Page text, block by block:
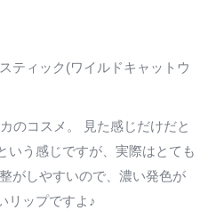
ティック(ワイルドキャットウ
のコスメ。 見た感じだけだと
いう感じですが、実際はとても
がしやすいので、濃い発色が
リップですよ♪